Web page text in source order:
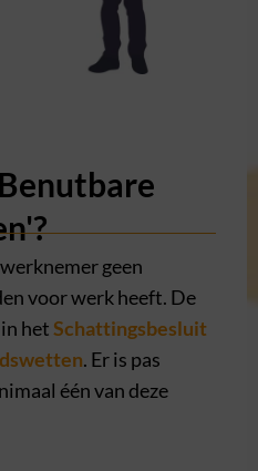
geen
voor werk heeft. De
hetSchattingsbesluit
. Er is pas
één van deze